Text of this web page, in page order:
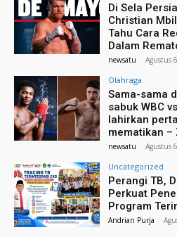
Di Sela
Christian
Tahu Cara
Dalam
newsatu - Agustus
Olahraga
Sama-sama
sabuk WBC
lahirkan
mematikan –
newsatu - Agustus
Uncategorized
Perangi TB,
Perkuat
Program
Andrian Purja -